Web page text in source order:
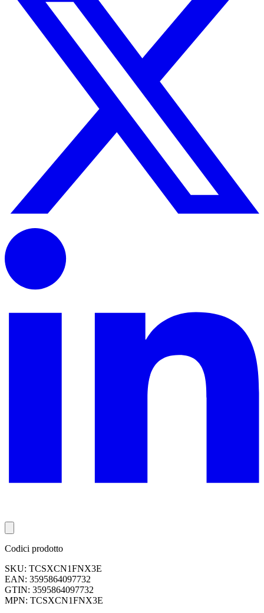
Codici prodotto
SKU: TCSXCN1FNX3E
EAN: 3595864097732
GTIN: 3595864097732
MPN: TCSXCN1FNX3E